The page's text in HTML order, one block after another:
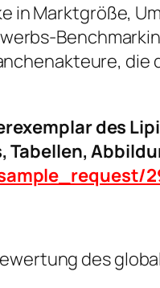
in Marktgröße,
des
des